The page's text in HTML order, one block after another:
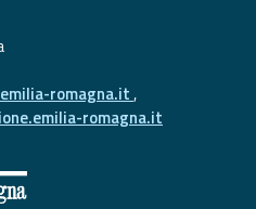
romagna.it,
romagna.it